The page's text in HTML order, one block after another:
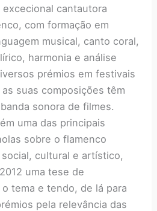
excecional cantautora
com formação em
musical, canto coral,
harmonia e análise
prémios em festivais
suas composições têm
sonora de filmes.
uma das principais
sobre o flamenco
cultural e artístico,
uma tese de
tema e tendo, de lá para
pela relevância das